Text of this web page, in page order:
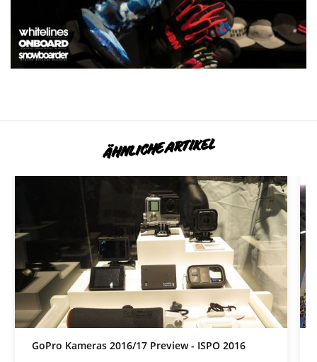
ÄHNLICHE ARTIKEL
GoPro Kameras 2016/17 Preview - ISPO 2016